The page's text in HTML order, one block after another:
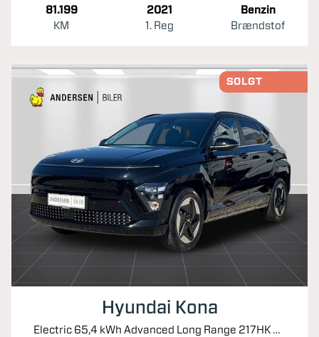
81.199
KM
2021
1. Reg
Benzin
Brændstof
SOLGT
Hyundai Kona
Electric 65,4 kWh Advanced Long Range 217HK 5d Aut.